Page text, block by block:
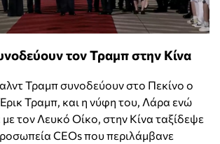
τον Τραμπ στην Κίνα
Τραμπ συνοδεύουν στο Πεκίνο ο
Τραμπ, και η νύφη του, Λάρα ενώ
τον Λευκό Οίκο, στην Κίνα ταξίδεψε
CEOs που περιλάμβανε